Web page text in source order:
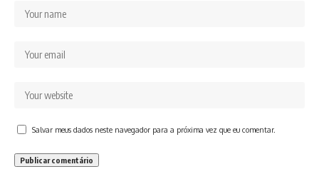
Salvar meus dados neste navegador para a próxima vez que eu comentar.